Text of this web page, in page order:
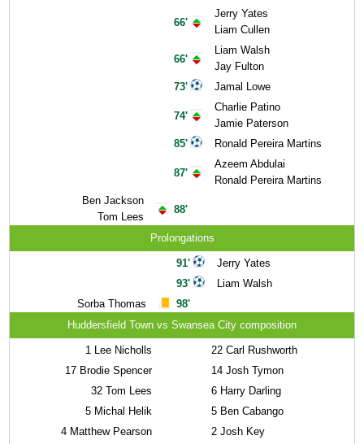
Ben Jackson
Tom Lees
66'
66'
73'
74'
85'
87'
88'
Jerry Yates
Liam Cullen
Liam Walsh
Jay Fulton
Jamal Lowe
Charlie Patino
Jamie Paterson
Ronald Pereira Martins
Azeem Abdulai
Ronald Pereira Martins
Prolongations
Sorba Thomas
91'
93'
98'
Jerry Yates
Liam Walsh
Huddersfield Town vs Swansea City composition
1 Lee Nicholls
17 Brodie Spencer
32 Tom Lees
5 Michal Helik
4 Matthew Pearson
22 Carl Rushworth
14 Josh Tymon
6 Harry Darling
5 Ben Cabango
2 Josh Key